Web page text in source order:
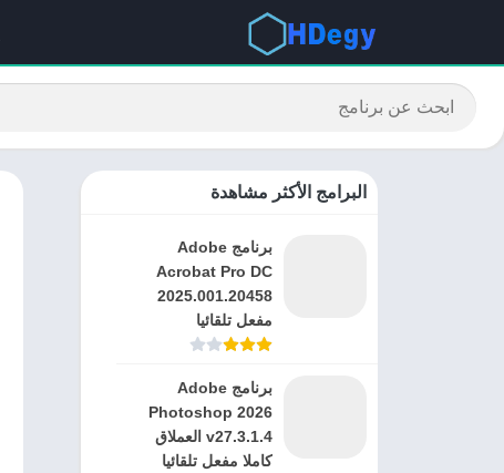
البرامج الأكثر مشاهدة
برنامج Adobe
Acrobat Pro DC
2025.001.20458
مفعل تلقائيا
برنامج Adobe
Photoshop 2026
v27.3.1.4 العملاق
كاملا مفعل تلقائيا